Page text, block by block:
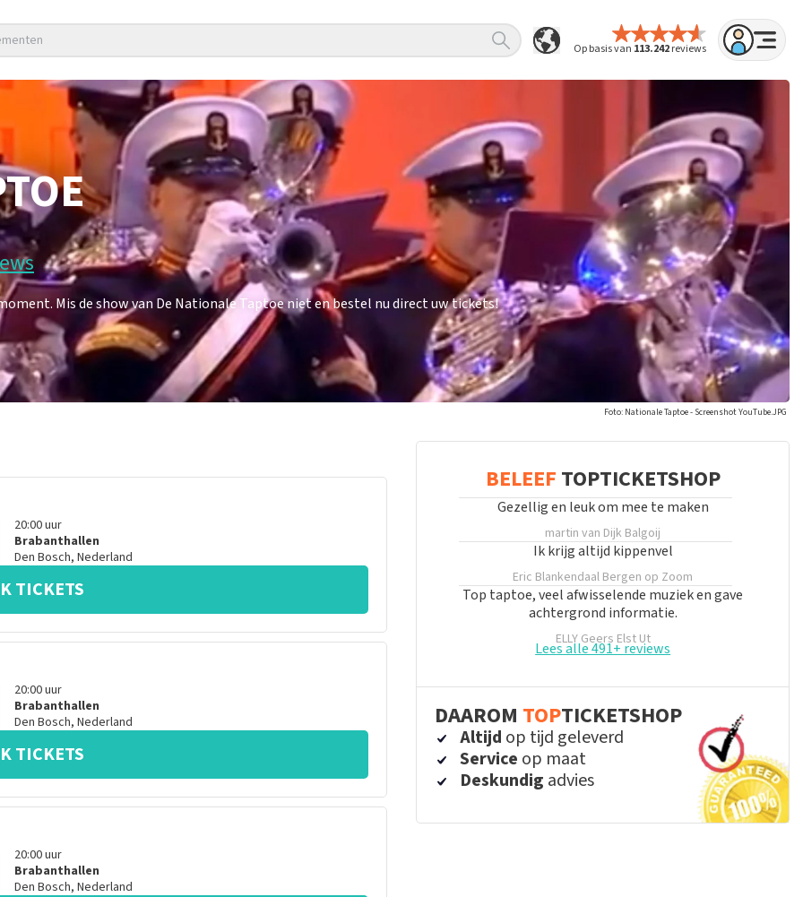
Op basis van 113.242reviews
Mis de show van De Nationale Taptoe niet en bestel nu direct uw tickets!
Foto: Nationale Taptoe - Screenshot YouTube.JPG
20:00uur
Brabanthallen
Den Bosch, Nederland
TICKETS
20:00uur
Brabanthallen
Den Bosch, Nederland
TICKETS
20:00uur
Brabanthallen
Den Bosch, Nederland
BELEEF TOPTICKETSHOP
Gezellig en leuk om mee te maken
martin van Dijk Balgoij
Ik krijg altijd kippenvel
Eric Blankendaal Bergen op Zoom
Top taptoe, veel afwisselende muziek en gave
achtergrond informatie.
ELLY Geers Elst Ut
Lees alle 491+ reviews
DAAROM TOPTICKETSHOP
Altijd op tijd geleverd
Service op maat
Deskundig advies